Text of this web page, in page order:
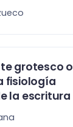
grotesco o
fisiología
la escritura